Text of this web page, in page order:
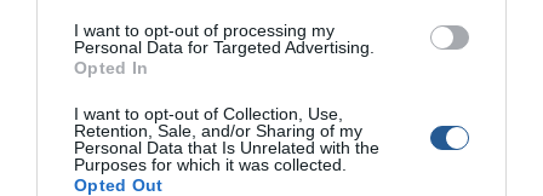
I want to opt-out of processing my
Personal Data for Targeted Advertising.
Opted In
I want to opt-out of Collection, Use,
Retention, Sale, and/or Sharing of my
Personal Data that Is Unrelated with the
Purposes for which it was collected.
Opted Out